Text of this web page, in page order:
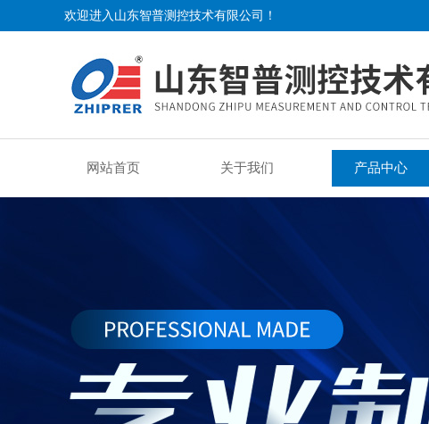
欢迎进入山东智普测控技术有限公司！
网站首页 关于我们 产品中心